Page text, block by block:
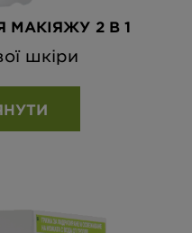
МАКІЯЖУ 2 В 1
шкіри